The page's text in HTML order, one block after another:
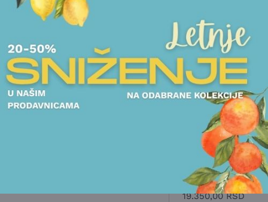
ČINIJE
TANJIRI
SET 6 TANJIRA
MANUFACTURE
19.350,00RSD